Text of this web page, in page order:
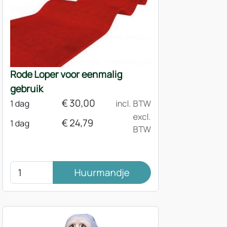
Rode Loper voor eenmalig
gebruik
1 dag €30,00
incl. BTW
1 dag
€24,79
excl.
BTW
Huurmandje